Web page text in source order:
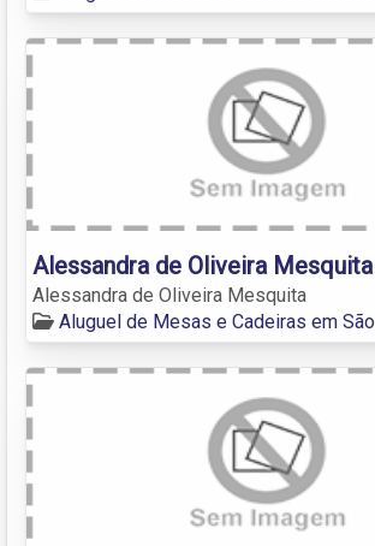
Alessandra de Oliveira Mesquita
Alessandra de Oliveira Mesquita
Aluguel de Mesas e Cadeiras em